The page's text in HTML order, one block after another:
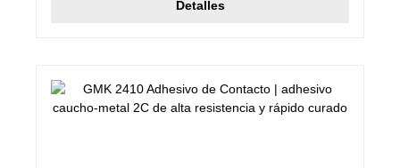
Detalles